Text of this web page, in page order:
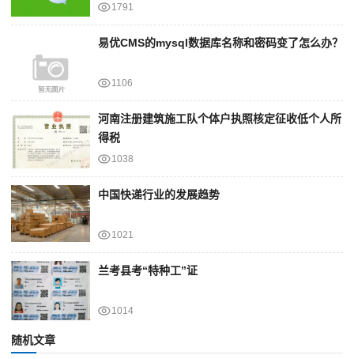
1791
易优CMS的mysql数据库名称和密码变了怎么办？
1106
河南注册建筑施工队个体户执照核定征收低个人所
得税
1038
中国快递行业的发展趋势
1021
兰考县考“特种工”证
1014
随机文章